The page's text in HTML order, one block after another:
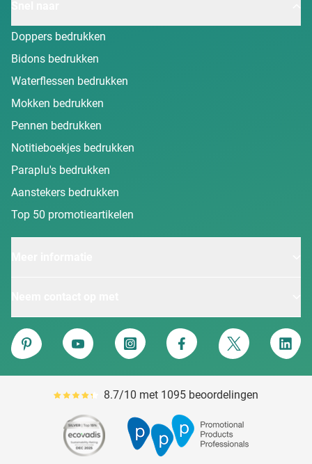
Doppers bedrukken
Bidons bedrukken
Waterflessen bedrukken
Mokken bedrukken
Pennen bedrukken
Notitieboekjes bedrukken
Paraplu's bedrukken
Aanstekers bedrukken
Top 50 promotieartikelen
Van Heijster
Pinterest
YouTube Instagram Facebook Twitter
Gemiddeld reviewpercentage is 87
8.7/10 met 1095 beoordelingen